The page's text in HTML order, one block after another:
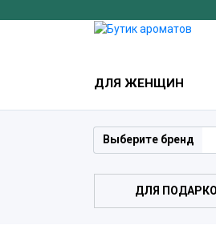
ДЛЯ ЖЕНЩИН
Выберите бренд
ДЛЯ